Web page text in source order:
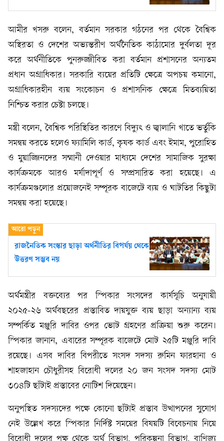
আমীর খসরু বলেন, বর্তমান সরকার গঠনের পর থেকে বৈশ্বিক
অস্থিরতা ও দেশের অভ্যন্তরীণ অর্থনৈতিক কাঠামোর দুর্বলতা দূর
করে অর্থনীতিকে পুনরুজ্জীবিত করা বর্তমান প্রশাসনের অন্যতম
প্রধান অগ্রাধিকার। সরকারি ব্যয়ের প্রতিটি ক্ষেত্রে অপচয় কমানো,
অগ্রাধিকারহীন ব্যয় সংকোচন ও প্রশাসনিক ক্ষেত্রে মিতব্যয়িতা
নিশ্চিত করার চেষ্টা চলছে।
মন্ত্রী বলেন, বৈশ্বিক পরিস্থিতির কারণে বিদ্যুৎ ও জ্বালানি খাতে ভর্তুকি
সমন্বয় করতে হলেও ফ্যামিলি কার্ড, কৃষক কার্ড এবং ইমাম, পুরোহিত
ও মুয়াজ্জিনদের সম্মানী দেওয়ার মাধ্যমে দেশের সামাজিক সুরক্ষা
কার্যক্রমকে আরও মর্যাদাপূর্ণ ও সম্প্রসারিত করা হয়েছে। এ
কার্যক্রমগুলোর প্রয়োজনেই সম্পূরক বাজেটে ব্যয় ও ঘাটতির কিছুটা
সমন্বয় করা হয়েছে।
রাজনৈতিক সংস্কার ছাড়া অর্থনীতির বিপর্যয় থেকে
উত্তরণ সম্ভব নয়
অর্থমন্ত্রীর বক্তব্যের পর স্পিকার সংসদের কার্যসূচি অনুযায়ী
২০২৫-২৬ অর্থবছরের প্রস্তাবিত দায়যুক্ত ব্যয় ছাড়া অন্যান্য ব্যয়
সম্পর্কিত মঞ্জুরি দাবির ওপর ভোট গ্রহণের প্রক্রিয়া শুরু করেন।
স্পিকার জানান, এবারের সম্পূরক বাজেটে মোট ২৫টি মঞ্জুরি দাবি
রয়েছে। এসব দাবির বিপরীতে সংসদ সদস্য রুমিন ফারহানা ও
শাহজাহান চৌধুরীসহ বিরোধী দলের ২০ জন সংসদ সদস্য মোট
৩০৪টি ছাঁটাই প্রস্তাবের নোটিশ দিয়েছেন।
অনুপস্থিত সদস্যদের পক্ষে কোনো ছাঁটাই প্রস্তাব উত্থাপনের সুযোগ
নেই উল্লেখ করে স্পিকার নির্দিষ্ট সময়ের বিষয়টি বিবেচনায় নিয়ে